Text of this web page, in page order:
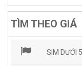
TÌM THEO GIÁ
SIM DƯỚI